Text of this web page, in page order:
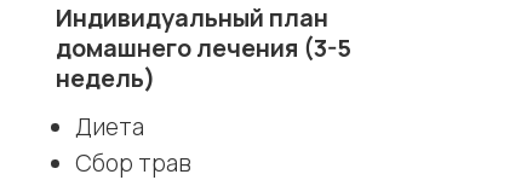
Индивидуальный план
домашнего лечения (3-5
недель)
Диета
Сбор трав